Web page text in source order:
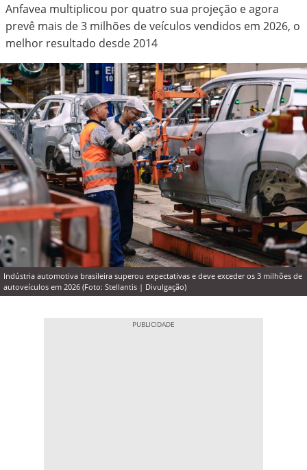
Anfavea multiplicou por quatro sua projeção e agora
prevê mais de 3 milhões de veículos vendidos em 2026, o
melhor resultado desde 2014
Indústria automotiva brasileira superou expectativas e deve exceder os 3 milhões de
autoveículos em 2026 (Foto: Stellantis | Divulgação)